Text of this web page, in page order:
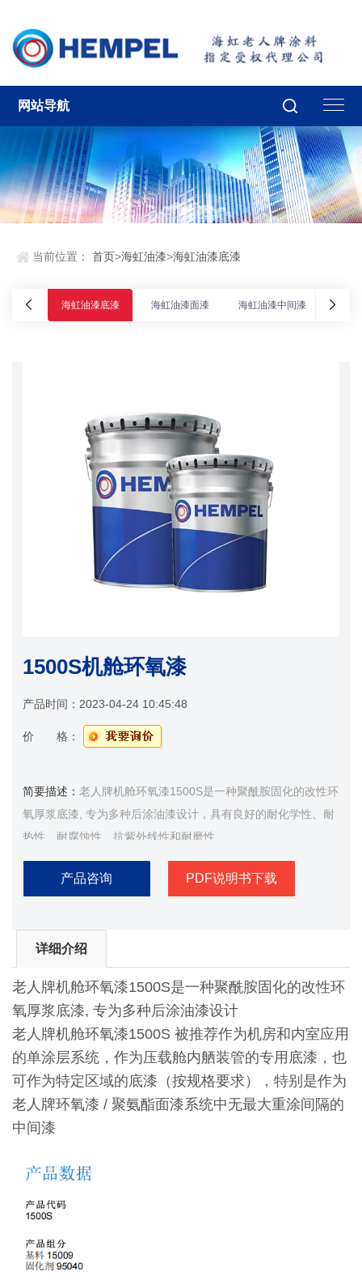
网站导航
当前位置：首页>海虹油漆>海虹油漆底漆
海虹油漆底漆 海虹油漆面漆 海虹油漆中间漆 海虹油
1500S机舱环氧漆
产品时间： 2023-04-24 10:45:48
价 格：
简要描述： 老人牌机舱环氧漆1500S是一种聚酰胺固化的改性环
氧厚浆底漆, 专为多种后涂油漆设计，具有良好的耐化学性、耐
热性、耐腐蚀性、抗紫外线性和耐磨性
产品咨询 PDF说明书下载
详细介绍
老人牌机舱环氧漆1500S是一种聚酰胺固化的改性环
氧厚浆底漆, 专为多种后涂油漆设计
老人牌机舱环氧漆1500S 被推荐作为机房和内室应用
的单涂层系统，作为压载舱内舾装管的专用底漆，也
可作为特定区域的底漆（按规格要求），特别是作为
老人牌环氧漆 / 聚氨酯面漆系统中无最大重涂间隔的
中间漆